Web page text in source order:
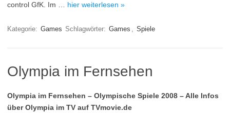
control GfK. Im … hier weiterlesen »
Kategorie: Games Schlagwörter: Games , Spiele
Olympia im Fernsehen
Olympia im Fernsehen – Olympische Spiele 2008 – Alle Infos
über Olympia im TV auf TVmovie.de